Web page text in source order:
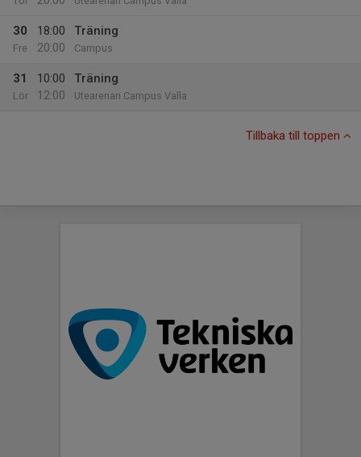
30
Fre
18:00
20:00
Träning
Campus
31
Lör
10:00
12:00
Träning
Utearenan Campus Valla
Tillbaka till toppen